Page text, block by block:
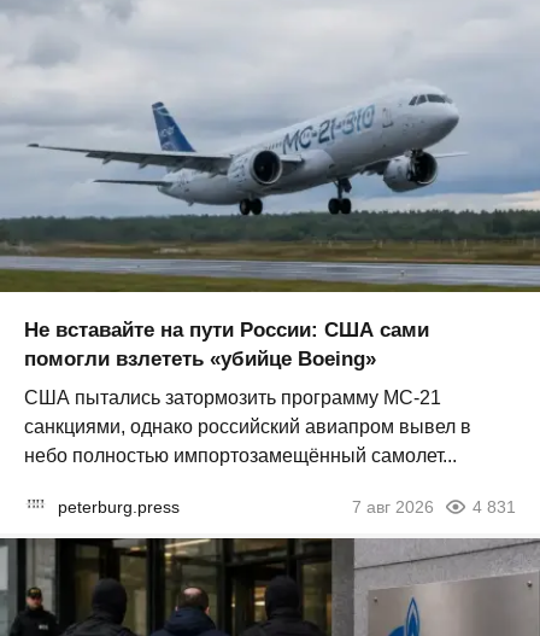
Не вставайте на пути России: США сами
помогли взлететь «убийце Boeing»
США пытались затормозить программу МС-21
санкциями, однако российский авиапром вывел в
небо полностью импортозамещённый самолет...
peterburg.press 7 авг 2026 4 831